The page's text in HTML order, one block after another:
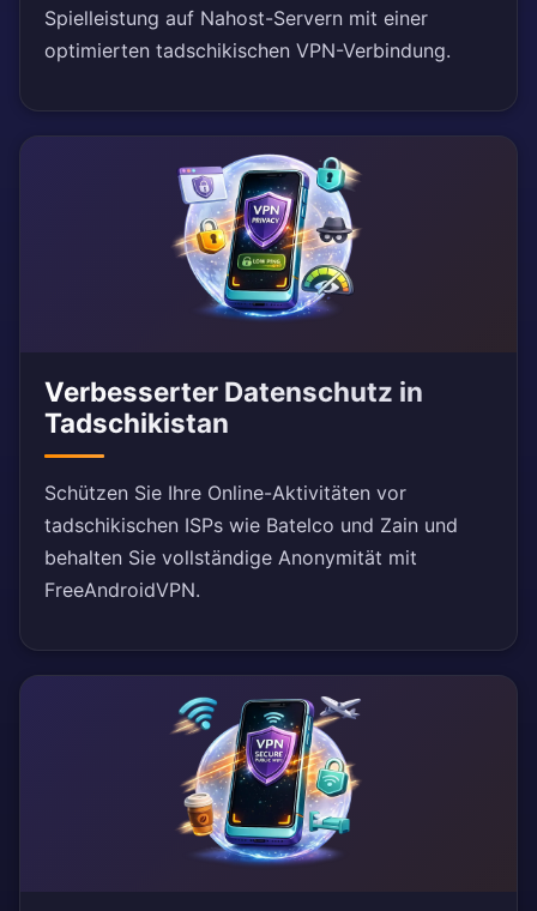
Spielleistung auf Nahost-Servern mit einer
optimierten tadschikischen VPN-Verbindung.
Verbesserter Datenschutz in
Tadschikistan
Schützen Sie Ihre Online-Aktivitäten vor
tadschikischen ISPs wie Batelco und Zain und
behalten Sie vollständige Anonymität mit
FreeAndroidVPN.